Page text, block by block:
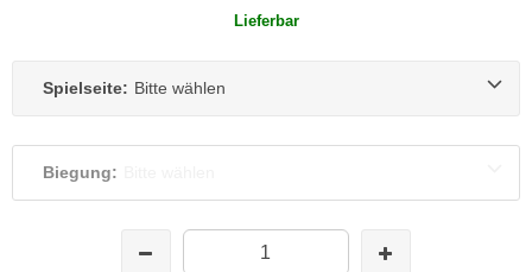
Lieferbar
Spielseite: Bitte wählen
Biegung: